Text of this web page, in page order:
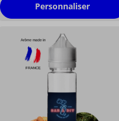
Personnaliser